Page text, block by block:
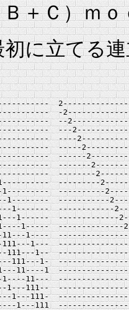
Ｃ）ｍｏ
に立てる
-
--
---
----
-----
------
-------
--------
---------
----------
1--------  -----------
1-------  ------------
1------  -------------
1-----  --------------
1----
1---
111---1--
111---1-
11----1
11---
1---111--
1---111-
1---111